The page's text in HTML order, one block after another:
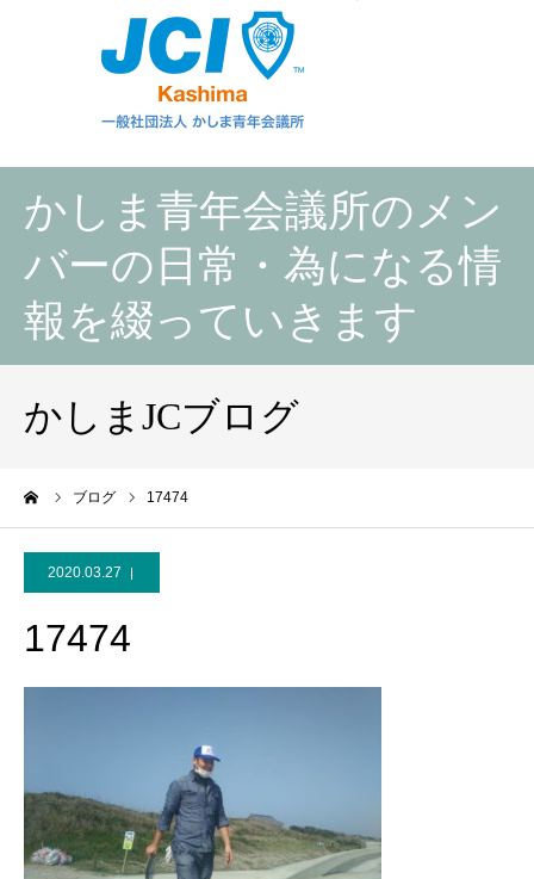
かしま青年会議所のメン
バーの日常・為になる情
報を綴っていきます
かしまJCブログ
ブログ 17474
2020.03.27
17474